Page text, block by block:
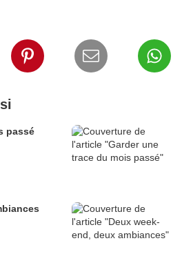
passé